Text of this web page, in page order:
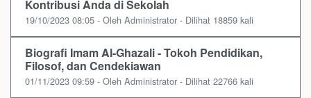
Kontribusi Anda di Sekolah
19/10/2023 08:05 - Oleh Administrator - Dilihat 18859 kali
Biografi Imam Al-Ghazali - Tokoh Pendidikan,
Filosof, dan Cendekiawan
01/11/2023 09:59 - Oleh Administrator - Dilihat 22766 kali